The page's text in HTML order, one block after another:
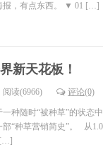
报，有点东西。 ▼ 01 […]
新天花板！
阅读(6966) 评论(0)
种随时“被种草”的状态
“种草营销简史”。 从